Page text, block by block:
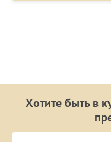
Хотите быть в